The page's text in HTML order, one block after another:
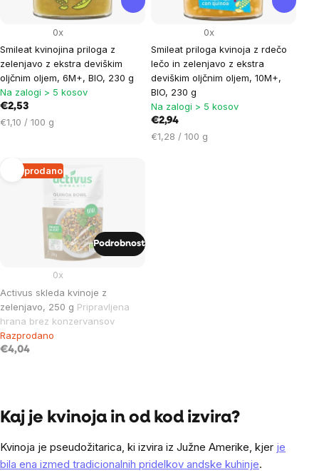
Smileat kvinojina priloga z
zelenjavo z ekstra deviškim
oljčnim oljem, 6M+, BIO, 230 g
0x
Na zalogi > 5 kosov
€2,53
Cena
€1,10 / 100 g
Smileat priloga kvinoja z rdečo
lečo in zelenjavo z ekstra
deviškim oljčnim oljem, 10M+,
BIO, 230 g
0x
Na zalogi > 5 kosov
€2,94
Cena
€1,28 / 100 g
Razprodano
Activus skleda kvinoje z
zelenjavo, 250 g Pripravljena
hrana brez konzervansov
0x
Razprodano
€4,04
Podrobnost
controls
Kaj je kvinoja in od kod izvira?
Kvinoja je pseudožitarica, ki izvira iz Južne Amerike, kjer je
bila ena izmed tradicionalnih pridelkov andske kuhinje.